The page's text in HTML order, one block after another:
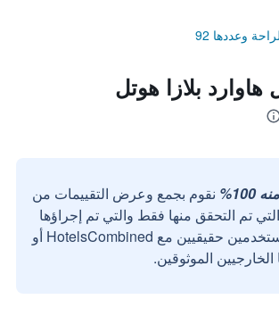
وعددها 92
بلازا هوتل
نقوم بجمع وعرض التقييمات من
تم التحقق منها فقط والتي تم إجراؤها
بواسطة مستخدمين حقيقيين مع HotelsCombined أو
الموثوقين.